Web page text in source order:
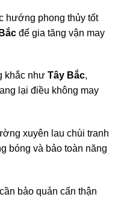
hướng phong thủy tốt
để gia tăng vận may
khắc như Tây Bắc,
lại điều không may
xuyên lau chùi tranh
bóng và bảo toàn năng
bảo quản cẩn thận